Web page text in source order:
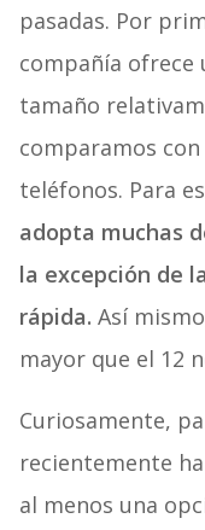
pasadas. Por
compañía ofrece
tamaño
comparamos
teléfonos. Para
adopta muchas
la excepción de
rápida. Así
mayor que el 12
Curiosamente,
recientemente
al menos una